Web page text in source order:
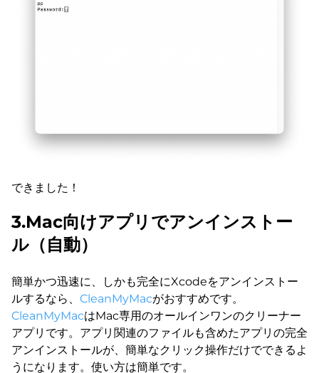
できました！
3.Mac向けアプリでアンインストー
ル（自動）
簡単かつ迅速に、しかも完全にXcodeをアンインストー
ルするなら、 CleanMyMacがおすすめです。
CleanMyMacはMac専用のオールインワンのクリーナー
アプリです。アプリ関連のファイルも含めたアプリの完全
アンインストールが、簡単なクリック操作だけでできるよ
うになります。使い方は簡単です。